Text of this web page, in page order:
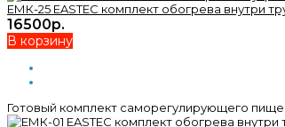
ЕМК-25 EASTEC комплект обогрева внутри
16500р.
В корзину
Готовый комплект саморегулирующего